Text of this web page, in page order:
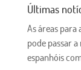
Últimas
As áreas para
pode passar
espanhóis